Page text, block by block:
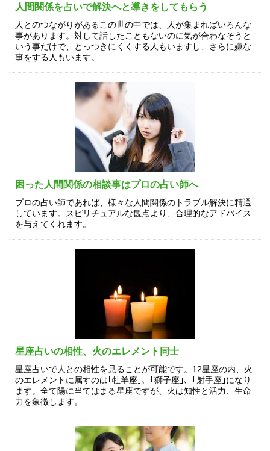
人間関係を占いで解決へと導きをしてもらう
人とのつながりがあるこの世の中では、人が集まればいろんな
事があります。対して話したこともないのに気が合わなそうと
いう事だけで、とっつきにくくする人もいますし、さらに嫌な
事をする人もいます。
困った人間関係の相談事はプロの占い師へ
プロの占い師であれば、様々な人間関係のトラブル解決に精通
しています。スピリチュアルな観点より、合理的なアドバイス
を与えてくれます。
星座占いの相性、火のエレメント同士
星座占いで人との相性を見ることが可能です。12星座の内、火
のエレメントに属すのは｢牡羊座｣、｢獅子座｣、｢射手座｣になり
ます。全て陽に当てはまる星座ですが、火は知性と活力、生命
力を象徴します。